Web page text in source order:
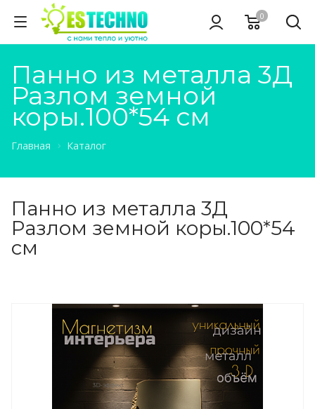
0
Панно из металла 3Д
Разлом земной
коры.100*54 см
Главная Каталог
Панно из металла 3Д
Разлом земной коры.100*54
см